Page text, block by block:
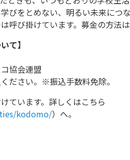
びをとめない、明るい未来につ
呼び掛けています。募金の方法は
て】
協会連盟
ださい。※振込手数料免除。
ています。詳しくはこちら
kodomo/）へ。